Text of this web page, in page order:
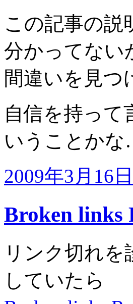
この記事の説
分かってない
間違いを見
自信を持って
いうことかな
2009年3月16日
Broken links
リンク切れ
していたら